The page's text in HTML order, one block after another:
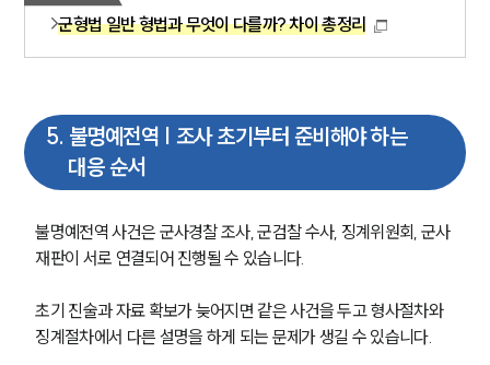
군형법 일반 형법과 무엇이 다를까? 차이 총정리
5. 불명예전역 | 조사 초기부터 준비해야 하는
대응 순서
불명예전역 사건은 군사경찰 조사, 군검찰 수사, 징계위원회, 군사
재판이 서로 연결되어 진행될 수 있습니다.
초기 진술과 자료 확보가 늦어지면 같은 사건을 두고 형사절차와
징계절차에서 다른 설명을 하게 되는 문제가 생길 수 있습니다.